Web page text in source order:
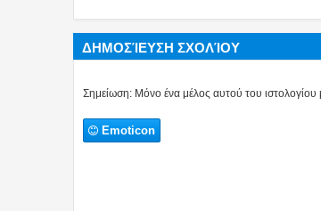
ΔΗΜΟΣΊΕΥΣΗ ΣΧΟΛΊΟΥ